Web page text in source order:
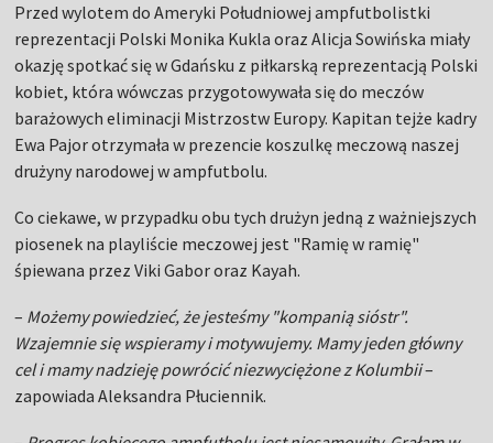
Przed wylotem do Ameryki Południowej ampfutbolistki
reprezentacji Polski Monika Kukla oraz Alicja Sowińska miały
okazję spotkać się w Gdańsku z piłkarską reprezentacją Polski
kobiet, która wówczas przygotowywała się do meczów
barażowych eliminacji Mistrzostw Europy. Kapitan tejże kadry
Ewa Pajor otrzymała w prezencie koszulkę meczową naszej
drużyny narodowej w ampfutbolu.
Co ciekawe, w przypadku obu tych drużyn jedną z ważniejszych
piosenek na playliście meczowej jest "Ramię w ramię"
śpiewana przez Viki Gabor oraz Kayah.
– Możemy powiedzieć, że jesteśmy "kompanią sióstr".
Wzajemnie się wspieramy i motywujemy. Mamy jeden główny
cel i mamy nadzieję powrócić niezwyciężone z Kolumbii–
zapowiada Aleksandra Płuciennik.